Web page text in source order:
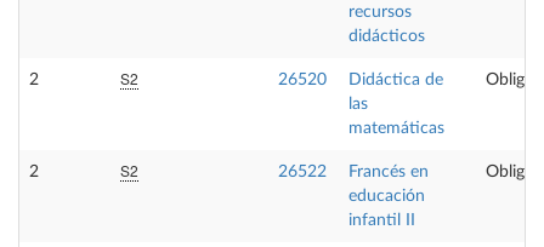
recursos
didácticos
2 S2 26520
Didáctica de
las
matemáticas
2 S2 26522
Francés en
educación
infantil II